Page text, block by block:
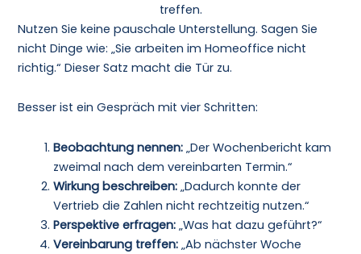
treffen.
Nutzen Sie keine pauschale Unterstellung. Sagen Sie
nicht Dinge wie: „Sie arbeiten im Homeoffice nicht
richtig.“ Dieser Satz macht die Tür zu.
Besser ist ein Gespräch mit vier Schritten:
Beobachtung nennen: „Der Wochenbericht kam
zweimal nach dem vereinbarten Termin.“
Wirkung beschreiben: „Dadurch konnte der
Vertrieb die Zahlen nicht rechtzeitig nutzen.“
Perspektive erfragen: „Was hat dazu geführt?“
Vereinbarung treffen: „Ab nächster Woche